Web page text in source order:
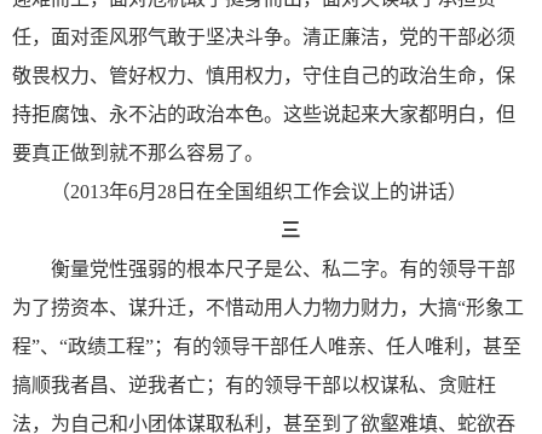
任，面对歪风邪气敢于坚决斗争。清正廉洁，党的干部必须
敬畏权力、管好权力、慎用权力，守住自己的政治生命，保
持拒腐蚀、永不沾的政治本色。这些说起来大家都明白，但
要真正做到就不那么容易了。
（2013年6月28日在全国组织工作会议上的讲话）
三
衡量党性强弱的根本尺子是公、私二字。有的领导干部
为了捞资本、谋升迁，不惜动用人力物力财力，大搞“形象工
程”、“政绩工程”；有的领导干部任人唯亲、任人唯利，甚至
搞顺我者昌、逆我者亡；有的领导干部以权谋私、贪赃枉
法，为自己和小团体谋取私利，甚至到了欲壑难填、蛇欲吞